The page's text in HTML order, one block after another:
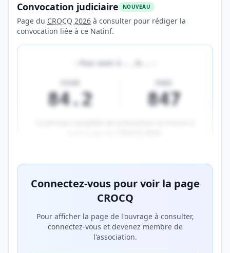
Convocation judiciaire NOUVEAU
Page du CROCQ 2026 à consulter pour rédiger la
convocation liée à ce Natinf.
Pour avoir à
84.2 847
Connectez-vous pour voir la page
CROCQ
Pour afficher la page de l'ouvrage à consulter,
connectez-vous et devenez membre de
l'association.